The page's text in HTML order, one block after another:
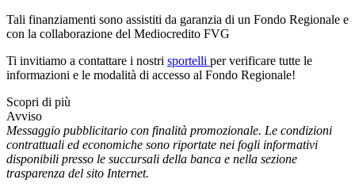
Tali finanziamenti sono assistiti da garanzia di un Fondo Regionale e
con la collaborazione del Mediocredito FVG
Ti invitiamo a contattare i nostri sportelli per verificare tutte le
informazioni e le modalità di accesso al Fondo Regionale!
Scopri di più
Avviso
Messaggio pubblicitario con finalità promozionale. Le condizioni
contrattuali ed economiche sono riportate nei fogli informativi
disponibili presso le succursali della banca e nella sezione
trasparenza del sito Internet.